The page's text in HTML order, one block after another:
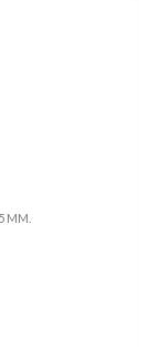
MM.